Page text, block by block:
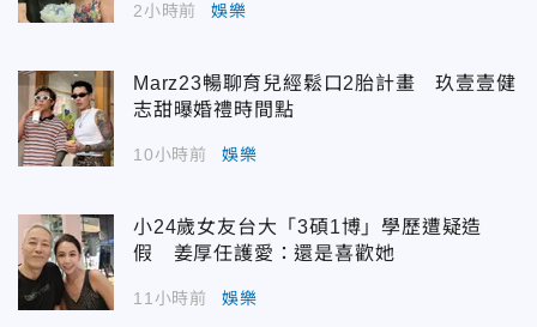
2小時前 娛樂
Marz23暢聊育兒經鬆口2胎計畫 玖壹壹健
志甜曝婚禮時間點
10小時前 娛樂
小24歲女友台大「3碩1博」學歷遭疑造
假 姜厚任護愛：還是喜歡她
11小時前 娛樂